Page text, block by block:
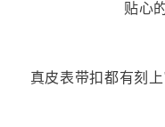
贴心
真皮表带扣都有刻